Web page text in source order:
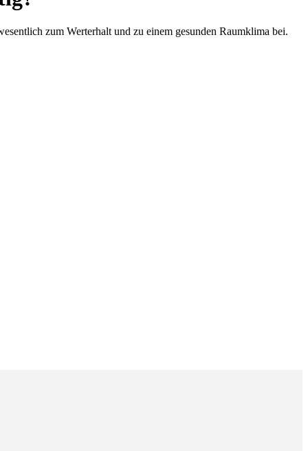
zum Werterhalt und zu einem gesunden Raumklima bei.